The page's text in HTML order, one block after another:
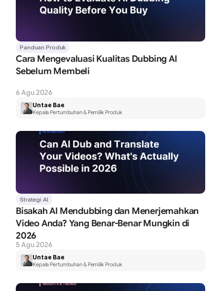
Panduan Produk
Cara Mengevaluasi Kualitas Dubbing AI
Sebelum Membeli
6 Agu 2026
Untae Bae
Kepala Pertumbuhan & Pemilik Produk
Strategi AI
Bisakah AI Mendubbing dan Menerjemahkan
Video Anda? Yang Benar-Benar Mungkin di
2026
5 Agu 2026
Untae Bae
Kepala Pertumbuhan & Pemilik Produk